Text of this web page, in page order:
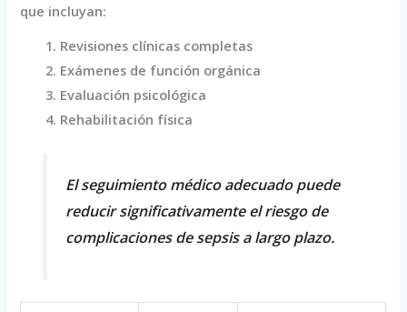
que incluyan:
Revisiones clínicas completas
Exámenes de función orgánica
Evaluación psicológica
Rehabilitación física
El seguimiento médico adecuado puede
reducir significativamente el riesgo de
complicaciones de sepsis a largo plazo.